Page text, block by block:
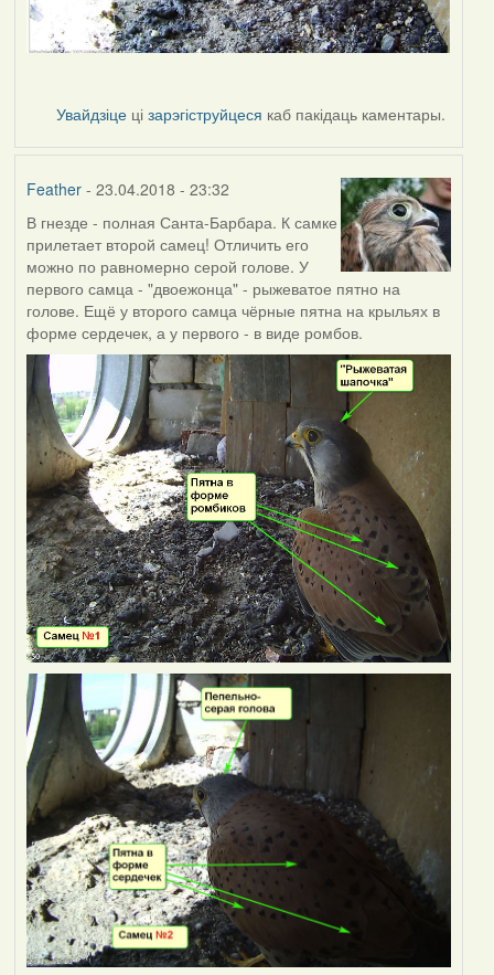
Увайдзіце цізарэгіструйцеся каб пакідаць каментары.
Feather- 23.04.2018 - 23:32
В гнезде - полная Санта-Барбара. К самке
прилетает второй самец! Отличить его
можно по равномерно серой голове. У
первого самца - "двоежонца" - рыжеватое пятно на
голове. Ещё у второго самца чёрные пятна на крыльях в
форме сердечек, а у первого - в виде ромбов.